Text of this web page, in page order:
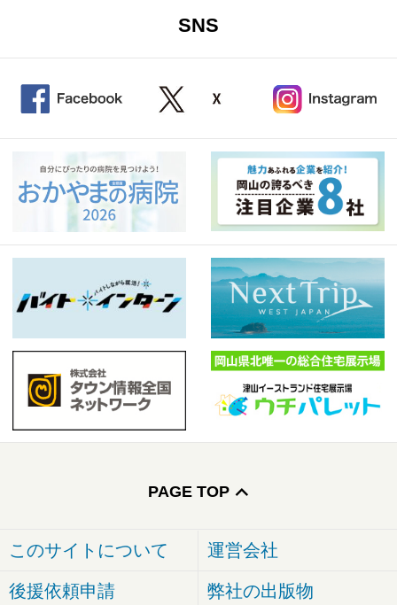
SNS
PAGE TOP
このサイトについて 運営会社
後援依頼申請 弊社の出版物